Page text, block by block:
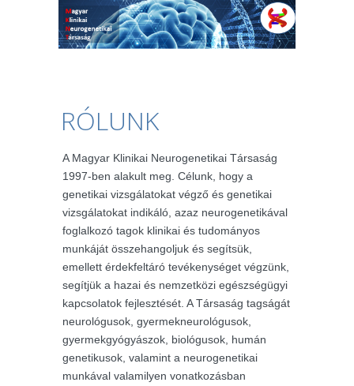
RÓLUNK
A Magyar Klinikai Neurogenetikai Társaság
1997-ben alakult meg. Célunk, hogy a
genetikai vizsgálatokat végző és genetikai
vizsgálatokat indikáló, azaz neurogenetikával
foglalkozó tagok klinikai és tudományos
munkáját összehangoljuk és segítsük,
emellett érdekfeltáró tevékenységet végzünk,
segítjük a hazai és nemzetközi egészségügyi
kapcsolatok fejlesztését. A Társaság tagságát
neurológusok, gyermekneurológusok,
gyermekgyógyászok, biológusok, humán
genetikusok, valamint a neurogenetikai
munkával valamilyen vonatkozásban